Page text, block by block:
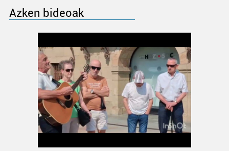
Azken bideoak